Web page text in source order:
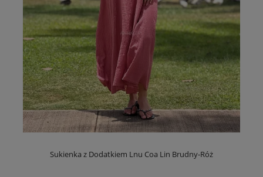
Sukienka z Dodatkiem Lnu Coa Lin Brudny-Róż